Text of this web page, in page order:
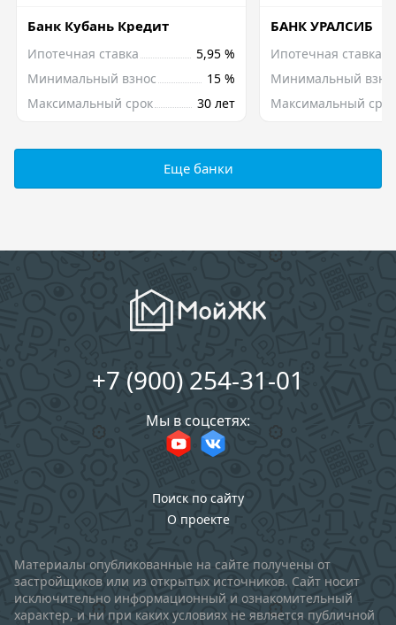
Банк Кубань Кредит
Ипотечная ставка
5,95 %
Минимальный взнос
15 %
Максимальный срок
30 лет
БАНК УРАЛСИБ
Ипотечная ставка
Минимальный
Максимальный срок
Еще банки
+7 (900) 254-31-01
Мы в соцсетях:
Поиск по сайту
О проекте